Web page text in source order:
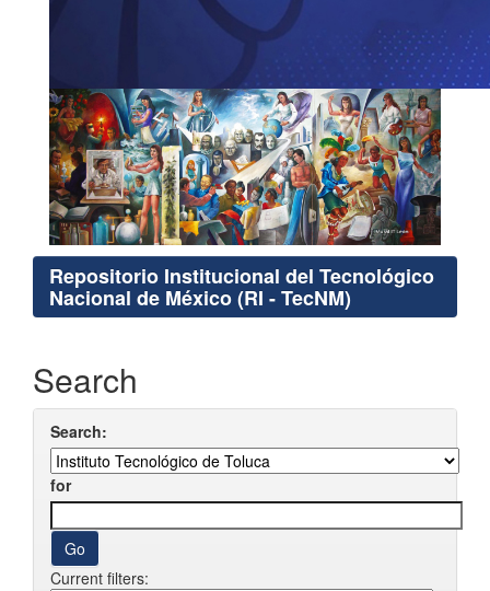
Repositorio Institucional del Tecnológico
Nacional de México (RI - TecNM)
Search
Search:
for
Current filters: